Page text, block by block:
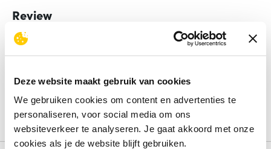
Deze website maakt gebruik van cookies
We gebruiken cookies om content en advertenties te
personaliseren, voor social media om ons
websiteverkeer te analyseren. Je gaat akkoord met onze
cookies als je de website blijft gebruiken.
Review
Deel je ervaring met het product door het schrijven van een
review.
Schrijf een review